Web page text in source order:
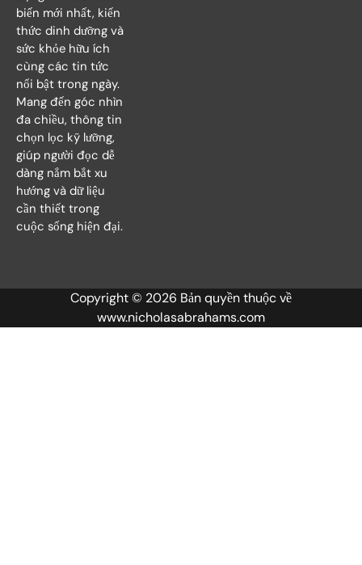
biến mới nhất, kiến
thức dinh dưỡng và
sức khỏe hữu ích
cùng các tin tức
nổi bật trong ngày.
Mang đến góc nhìn
đa chiều, thông tin
chọn lọc kỹ lưỡng,
giúp người đọc dễ
dàng nắm bắt xu
hướng và dữ liệu
cần thiết trong
cuộc sống hiện đại.
Copyright © 2026 Bản quyền thuộc về
www.nicholasabrahams.com